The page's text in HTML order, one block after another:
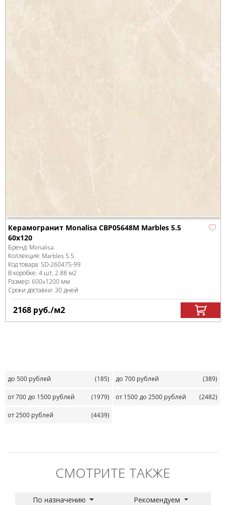
Керамогранит Monalisa CBP05648M Marbles 5.5
60x120
Бренд: Monalisa
Коллекция: Marbles 5.5
Код товара: SD-260475-99
В коробке: 4 шт, 2.88 м2
Размер: 600x1200 мм
Сроки доставки: 30 дней
2168 руб./м2
до 500 рублей (185) до 700 рублей (389)
от 700 до 1500 рублей (1979) от 1500 до 2500 рублей (2482)
от 2500 рублей (4439)
СМОТРИТЕ ТАКЖЕ
По назначению
Рекомендуем